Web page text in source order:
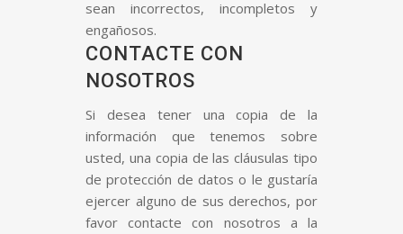
sean incorrectos, incompletos y
engañosos.
CONTACTE CON
NOSOTROS
Si desea tener una copia de la
información que tenemos sobre
usted, una copia de las cláusulas tipo
de protección de datos o le gustaría
ejercer alguno de sus derechos, por
favor contacte con nosotros a la